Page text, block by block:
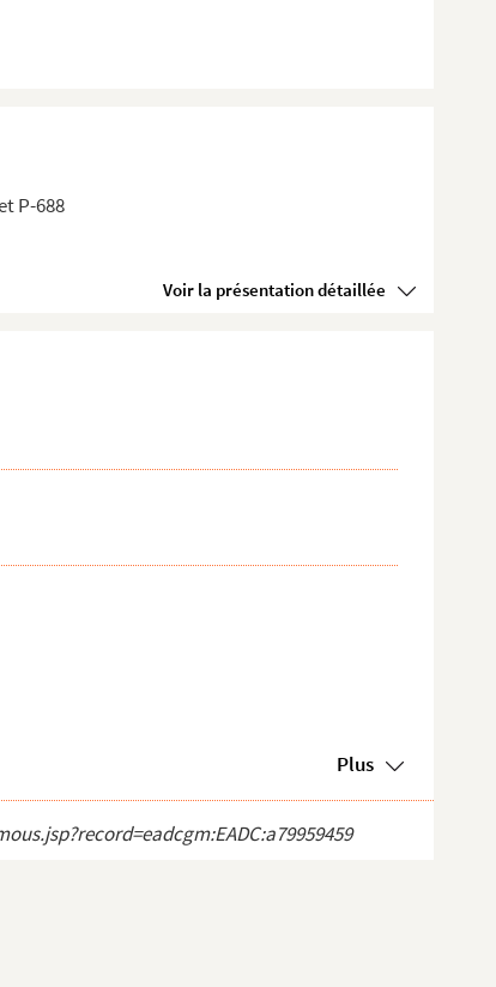
P-688
Voir la présentation détaillée
Plus